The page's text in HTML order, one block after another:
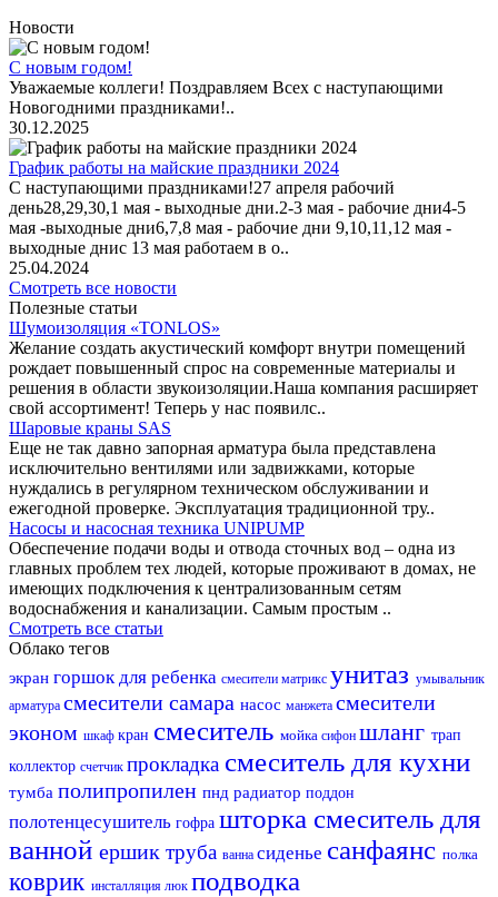
Новости
С новым годом!
Уважаемые коллеги! Поздравляем Всех с наступающими
Новогодними праздниками!..
30.12.2025
График работы на майские праздники 2024
С наступающими праздниками!27 апреля рабочий
день28,29,30,1 мая - выходные дни.2-3 мая - рабочие дни4-5
мая -выходные дни6,7,8 мая - рабочие дни 9,10,11,12 мая -
выходные днис 13 мая работаем в о..
25.04.2024
Смотреть все новости
Полезные статьи
Шумоизоляция «TONLOS»
Желание создать акустический комфорт внутри помещений
рождает повышенный спрос на современные материалы и
решения в области звукоизоляции.Наша компания расширяет
свой ассортимент! Теперь у нас появилс..
Шаровые краны SAS
Еще не так давно запорная арматура была представлена
исключительно вентилями или задвижками, которые
нуждались в регулярном техническом обслуживании и
ежегодной проверке. Эксплуатация традиционной тру..
Насосы и насосная техника UNIPUMP
Обеспечение подачи воды и отвода сточных вод – одна из
главных проблем тех людей, которые проживают в домах, не
имеющих подключения к централизованным сетям
водоснабжения и канализации. Самым простым ..
Смотреть все статьи
Облако тегов
экран горшок для ребенка смесители матрикс унитаз умывальник
арматура смесители самара насос манжета смесители
эконом шкаф кран смеситель мойка сифон шланг трап
коллектор счетчик прокладка смеситель для кухни
тумба полипропилен пнд радиатор поддон
полотенцесушитель гофра шторка смеситель для
ванной ершик труба ванна сиденье санфаянс полка
коврик инсталляция люк подводка